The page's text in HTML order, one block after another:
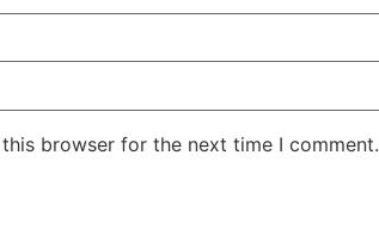
browser for the next time I comment.